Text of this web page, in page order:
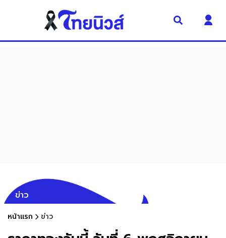
ข่าว
หน้าแรก ข่าว